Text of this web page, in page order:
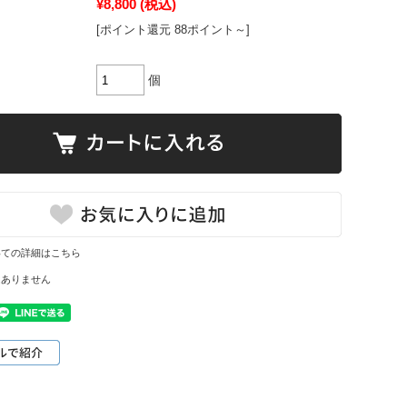
¥8,800 (税込)
[ポイント還元 88ポイント～]
個
の詳細はこちら
りません